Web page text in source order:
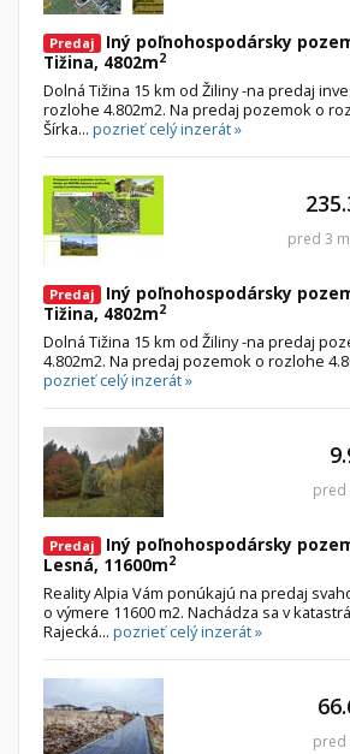
Predaj
Iný poľnohospodársky
Tižina, 4802m2
Dolná Tižina 15 km od Žiliny -na predaj
rozlohe 4.802m2. Na predaj pozemok o
Šírka... pozrieť celý inzerát »
Predaj
Iný poľnohospodársky
Tižina, 4802m2
Dolná Tižina 15 km od Žiliny -na predaj
4.802m2. Na predaj pozemok o rozlohe
pozrieť celý inzerát »
pred 3
Predaj
Iný poľnohospodársky
Lesná, 11600m2
Reality Alpia Vám ponúkajú na predaj
o výmere 11600 m2. Nachádza sa v
Rajecká... pozrieť celý inzerát »
pred
pred